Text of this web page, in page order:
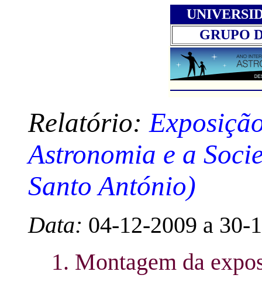
GRUPO
Relatório:
Astronomia e a
Santo António)
Data: 04-12-2009 a 30-
1. Montagem da